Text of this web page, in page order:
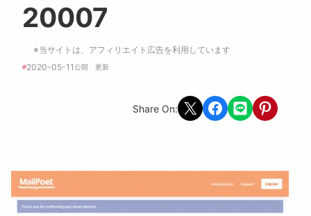
20007
※当サイトは、アフィリエイト広告を利用しています
#2020-05-11公開 更新
Share On: Share on X Share on Facebook
Share on LINEShare on